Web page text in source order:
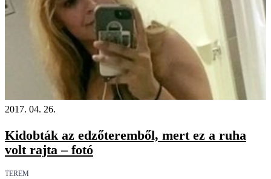
2017. 04. 26.
Kidobták az edzőteremből, mert ez a ruha
volt rajta – fotó
TEREM